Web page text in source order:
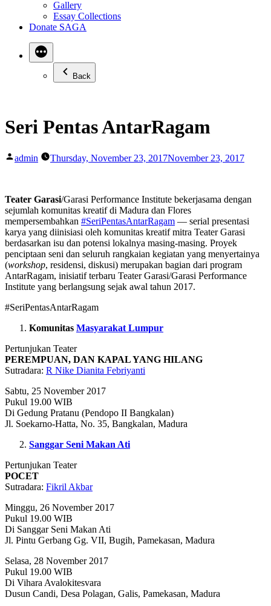
Gallery
Essay Collections
Donate SAGA
Back
Seri Pentas AntarRagam
Posted
admin Thursday, November 23, 2017November 23, 2017
Teater Garasi/Garasi Performance Institute bekerjasama dengan
sejumlah komunitas kreatif di Madura dan Flores
mempersembahkan #SeriPentasAntarRagam — serial presentasi
karya yang diinisiasi oleh komunitas kreatif mitra Teater Garasi
berdasarkan isu dan potensi lokalnya masing-masing. Proyek
penciptaan seni dan seluruh rangkaian kegiatan yang menyertainya
(workshop, residensi, diskusi) merupakan bagian dari program
AntarRagam, inisiatif terbaru Teater Garasi/Garasi Performance
Institute yang berlangsung sejak awal tahun 2017.
#SeriPentasAntarRagam
Komunitas Masyarakat Lumpur
Pertunjukan Teater
PEREMPUAN, DAN KAPAL YANG HILANG
Sutradara: R Nike Dianita Febriyanti
Sabtu, 25 November 2017
Pukul 19.00 WIB
Di Gedung Pratanu (Pendopo II Bangkalan)
Jl. Soekarno-Hatta, No. 35, Bangkalan, Madura
Sanggar Seni Makan Ati
Pertunjukan Teater
POCET
Sutradara: Fikril Akbar
Minggu, 26 November 2017
Pukul 19.00 WIB
Di Sanggar Seni Makan Ati
Jl. Pintu Gerbang Gg. VII, Bugih, Pamekasan, Madura
Selasa, 28 November 2017
Pukul 19.00 WIB
Di Vihara Avalokitesvara
Dusun Candi, Desa Polagan, Galis, Pamekasan, Madura